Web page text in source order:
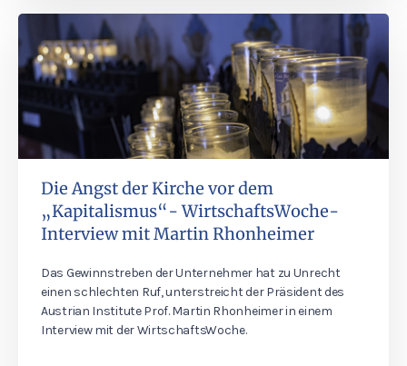
Die Angst der Kirche vor dem
„Kapitalismus“- WirtschaftsWoche-
Interview mit Martin Rhonheimer
Das Gewinnstreben der Unternehmer hat zu Unrecht
einen schlechten Ruf, unterstreicht der Präsident des
Austrian Institute Prof. Martin Rhonheimer in einem
Interview mit der WirtschaftsWoche.